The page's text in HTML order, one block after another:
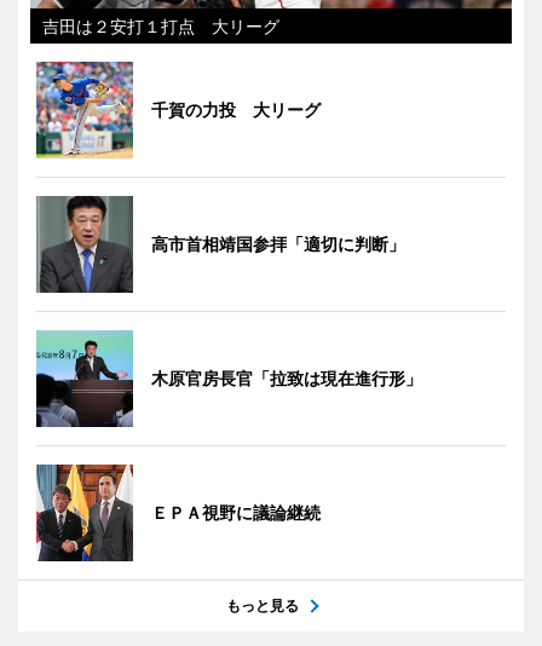
吉田は２安打１打点 大リーグ
千賀の力投 大リーグ
高市首相靖国参拝「適切に判断」
木原官房長官「拉致は現在進行形」
ＥＰＡ視野に議論継続
もっと見る